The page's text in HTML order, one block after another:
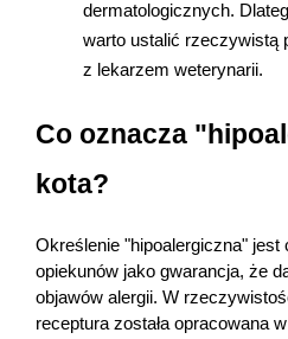
dermatologicznych.
warto ustalić rzeczywistą
z lekarzem weterynarii.
Co oznacza
kota?
Określenie "hipoalergiczna"
opiekunów jako gwarancja, że
objawów alergii. W
receptura została opracowana